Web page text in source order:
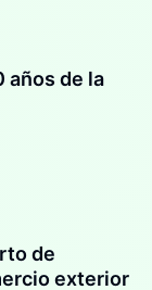
años de la
de
exterior